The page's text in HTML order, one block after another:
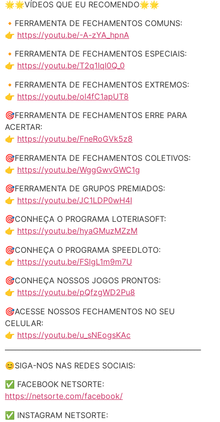
🌟🌟VÍDEOS QUE EU RECOMENDO🌟🌟
🔸FERRAMENTA DE FECHAMENTOS COMUNS:
👉 https://youtu.be/-A-zYA_hpnA
🔸FERRAMENTA DE FECHAMENTOS ESPECIAIS:
👉 https://youtu.be/T2q1IqI0Q_0
🔸FERRAMENTA DE FECHAMENTOS EXTREMOS:
👉 https://youtu.be/ol4fC1apUT8
🎯FERRAMENTA DE FECHAMENTOS ERRE PARA
ACERTAR:
👉 https://youtu.be/FneRoGVk5z8
🎯FERRAMENTA DE FECHAMENTOS COLETIVOS:
👉 https://youtu.be/WggGwvGWC1g
🎯FERRAMENTA DE GRUPOS PREMIADOS:
👉 https://youtu.be/JC1LDP0wH4I
🎯CONHEÇA O PROGRAMA LOTERIASOFT:
👉 https://youtu.be/hyaGMuzMZzM
🎯CONHEÇA O PROGRAMA SPEEDLOTO:
👉 https://youtu.be/FSlgL1m9m7U
🎯CONHEÇA NOSSOS JOGOS PRONTOS:
👉 https://youtu.be/pQfzgWD2Pu8
🎯ACESSE NOSSOS FECHAMENTOS NO SEU
CELULAR:
👉 https://youtu.be/u_sNEogsKAc
😊SIGA-NOS NAS REDES SOCIAIS:
✅ FACEBOOK NETSORTE:
https://netsorte.com/facebook/
✅ INSTAGRAM NETSORTE: